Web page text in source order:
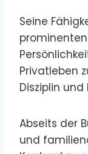
Seine
Privatleben
Disziplin
Abseits der
und